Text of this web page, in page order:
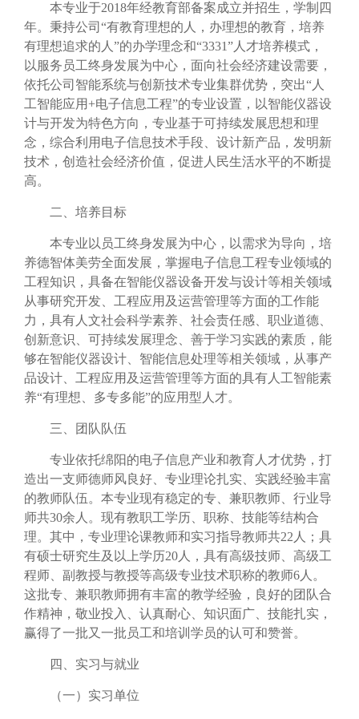
本专业于2018年经教育部备案成立并招生，学制四
年。秉持公司“有教育理想的人，办理想的教育，培养
有理想追求的人”的办学理念和“3331”人才培养模式，
以服务员工终身发展为中心，面向社会经济建设需要，
依托公司智能系统与创新技术专业集群优势，突出“人
工智能应用+电子信息工程”的专业设置，以智能仪器设
计与开发为特色方向，专业基于可持续发展思想和理
念，综合利用电子信息技术手段、设计新产品，发明新
技术，创造社会经济价值，促进人民生活水平的不断提
高。
二、培养目标
本专业以员工终身发展为中心，以需求为导向，培
养德智体美劳全面发展，掌握电子信息工程专业领域的
工程知识，具备在智能仪器设备开发与设计等相关领域
从事研究开发、工程应用及运营管理等方面的工作能
力，具有人文社会科学素养、社会责任感、职业道德、
创新意识、可持续发展理念、善于学习实践的素质，能
够在智能仪器设计、智能信息处理等相关领域，从事产
品设计、工程应用及运营管理等方面的具有人工智能素
养“有理想、多专多能”的应用型人才。
三、团队队伍
专业依托绵阳的电子信息产业和教育人才优势，打
造出一支师德师风良好、专业理论扎实、实践经验丰富
的教师队伍。本专业现有稳定的专、兼职教师、行业导
师共30余人。现有教职工学历、职称、技能等结构合
理。其中，专业理论课教师和实习指导教师共22 人；具
有硕士研究生及以上学历20 人，具有高级技师、高级工
程师、副教授与教授等高级专业技术职称的教师6 人。
这批专、兼职教师拥有丰富的教学经验，良好的团队合
作精神，敬业投入、认真耐心、知识面广、技能扎实，
赢得了一批又一批员工和培训学员的认可和赞誉。
四、实习与就业
（一）实习单位